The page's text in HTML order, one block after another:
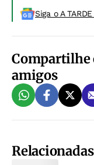
Siga o A
Compartilhe
amigos
Relacionadas